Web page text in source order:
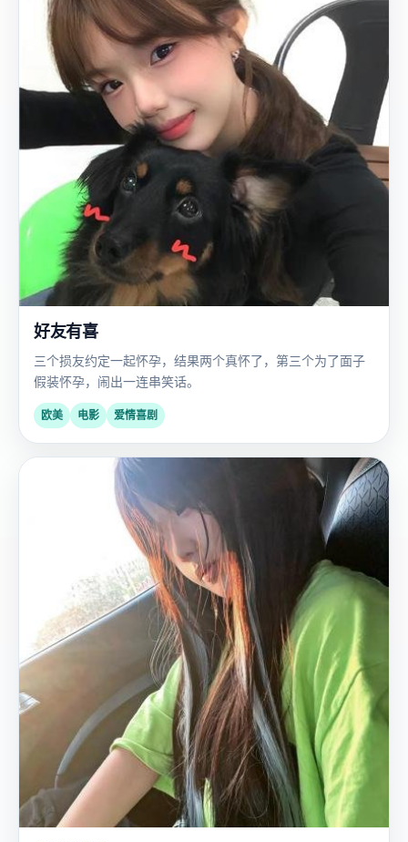
好友有喜
三个损友约定一起怀孕，结果两个真怀了，第三个为了面子
假装怀孕，闹出一连串笑话。
欧美 电影
爱情喜剧
2023
国